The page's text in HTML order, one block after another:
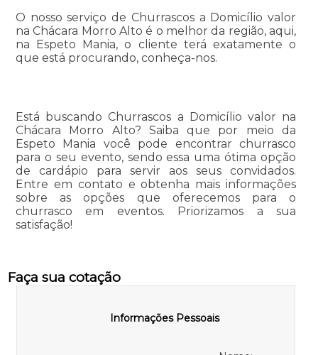
O nosso serviço de Churrascos a Domicílio valor
na Chácara Morro Alto é o melhor da região, aqui,
na Espeto Mania, o cliente terá exatamente o
que está procurando, conheça-nos.
Está buscando Churrascos a Domicílio valor na
Chácara Morro Alto? Saiba que por meio da
Espeto Mania você pode encontrar churrasco
para o seu evento, sendo essa uma ótima opção
de cardápio para servir aos seus convidados.
Entre em contato e obtenha mais informações
sobre as opções que oferecemos para o
churrasco em eventos. Priorizamos a sua
satisfação!
Faça sua cotação
Informações Pessoais